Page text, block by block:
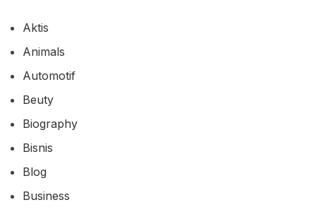
Aktis
Animals
Automotif
Beuty
Biography
Bisnis
Blog
Business